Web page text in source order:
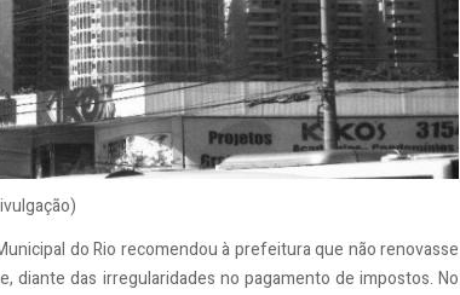
do Rio recomendou à prefeitura que não renovasse
diante das irregularidades no pagamento de impostos. No